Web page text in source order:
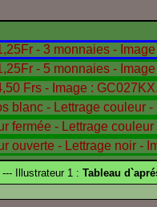
--- Illustrateur 1 : Tableau